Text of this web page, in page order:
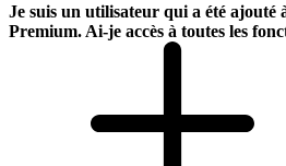
Je suis un utilisateur qui a été ajouté
Premium. Ai-je accès à toutes les